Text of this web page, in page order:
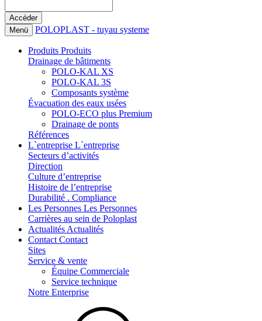
Menü POLOPLAST - tuyau systeme
Produits Produits
Drainage de bâtiments
POLO-KAL XS
POLO-KAL 3S
Composants système
Évacuation des eaux usées
POLO-ECO plus Premium
Drainage de ponts
Références
L`entreprise L`entreprise
Secteurs d’activités
Direction
Culture d’entreprise
Histoire de l’entreprise
Durabilité . Compliance
Les Personnes Les Personnes
Carrières au sein de Poloplast
Actualités Actualités
Contact Contact
Sites
Service & vente
Équipe Commerciale
Service technique
Notre Enterprise